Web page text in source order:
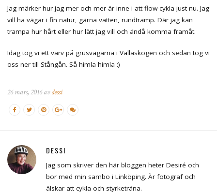
Jag märker hur jag mer och mer är inne i att flow-cykla just nu. Jag
vill ha vägar i fin natur, gärna vatten, rundtramp. Där jag kan
trampa hur hårt eller hur lätt jag vill och ändå komma framåt.
Idag tog vi ett varv på grusvägarna i Vallaskogen och sedan tog vi
oss ner till Stångån. Så himla himla :)
26 mars, 2016 avdessi
DESSI
Jag som skriver den här bloggen heter Desiré och
bor med min sambo i Linköping. Är fotograf och
älskar att cykla och styrketräna.